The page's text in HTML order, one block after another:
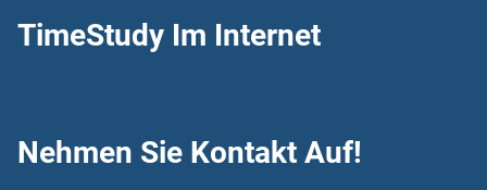
TimeStudy Im Internet
Nehmen Sie Kontakt Auf!